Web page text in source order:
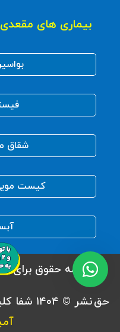
بیماری های مقعدی
شقاق
کیست
همه حقوق برای
حق نشر © ۱۴۰۴ شفا کلینیک | طراحی و توسعه توسط